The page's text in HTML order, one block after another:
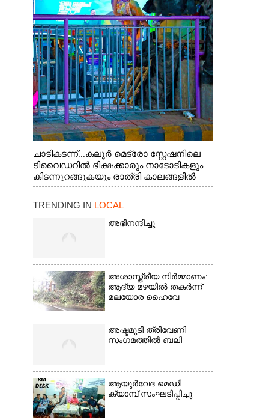
ചാടികടന്ന്...കലൂർ മെട്രോ സ്റ്റേഷനിലെ
ടിവൈഡറിൽ ഭിക്ഷക്കാരും നാടോടികളും
കിടന്നുറങ്ങുകയും രാത്രി കാലങ്ങളിൽ
മദ്യപിക്കുകയും പൊതുജനങ്ങൾക്കും
ഉണ്ടായ സാഹചര്യത്തിൽ അധികാരികൾ
കമ്പി കൊണ്ട് മറച്ച വേലി ചാടികടക്കുന്ന
TRENDING IN LOCAL
അഭിനന്ദിച്ചു
അശാസ്ത്രീയ നിർമ്മാണം:
ആദ്യ മഴയിൽ തകർന്ന്
മലയോര ഹൈവേ
അഷ്ടമുടി ത്രിവേണി
സംഗമത്തിൽ ബലി
ആയുർവേദ മെഡി.
ക്യാമ്പ് സംഘടിപ്പിച്ചു